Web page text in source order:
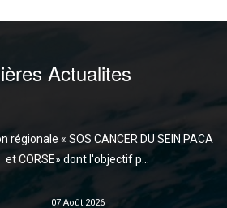
Actualites
régionale « SOS CANCER DU SEIN PACA
et CORSE» dont l'objectif p...
07 Août 2026